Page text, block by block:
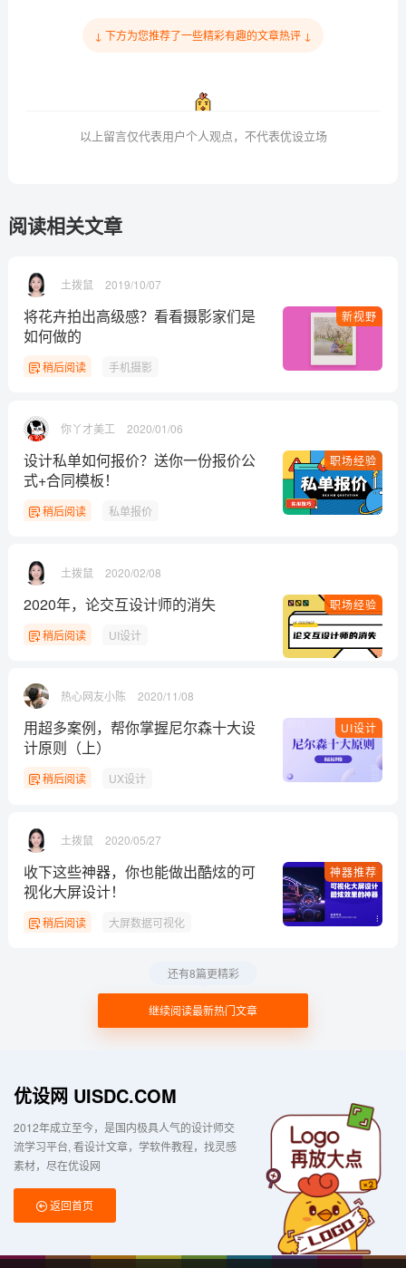
↓ 下方为您推荐了一些精彩有趣的文章热评 ↓
以上留言仅代表用户个人观点，不代表优设立场
阅读相关文章
土拨鼠 2019/10/07
新视野
将花卉拍出高级感？看看摄影家们是
如何做的
稍后阅读 手机摄影
你丫才美工 2020/01/06
职场经验
设计私单如何报价？送你一份报价公
式+合同模板！
稍后阅读 私单报价
土拨鼠 2020/02/08
职场经验
2020年，论交互设计师的消失
稍后阅读 UI设计
热心网友小陈 2020/11/08
UI设计
用超多案例，帮你掌握尼尔森十大设
计原则（上）
稍后阅读 UX设计
土拨鼠 2020/05/27
神器推荐
收下这些神器，你也能做出酷炫的可
视化大屏设计！
稍后阅读 大屏数据可视化
继续阅读最新热门文章
还有8篇更精彩
优设网 UISDC.COM
2012年成立至今，是国内极具人气的设计师交
流学习平台 看设计文章，学软件教程，找灵感
素材，尽在优设网
返回首页